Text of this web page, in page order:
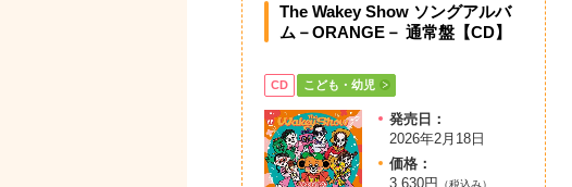
The Wakey Show ソングアルバ
ム－ORANGE－ 通常盤【CD】
CD こども・幼児
発売日：
2026年2月18日
価格：
3,630円
（税込み）